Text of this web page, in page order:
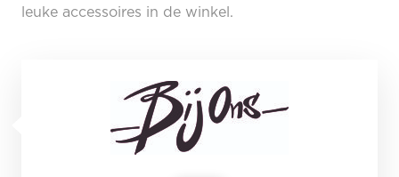
leuke accessoires in de winkel.